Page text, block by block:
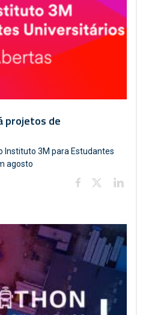
projetos de
Instituto 3M para Estudantes
agosto